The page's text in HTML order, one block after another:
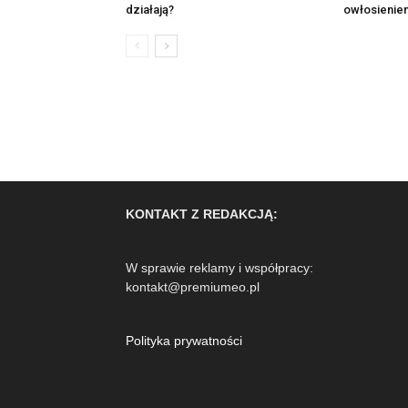
działają?
KONTAKT Z REDAKCJĄ:
W sprawie reklamy i współpracy:
kontakt@premiumeo.pl
Polityka prywatności